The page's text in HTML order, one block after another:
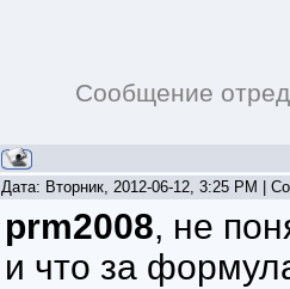
Сообщение
Дата: Вторник, 2012-06-12, 3:25 PM |
prm2008, не
и что за